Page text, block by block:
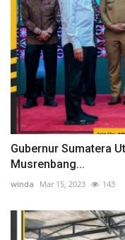
Gubernur Sumatera
Musrenbang...
winda Mar 15, 2023 143